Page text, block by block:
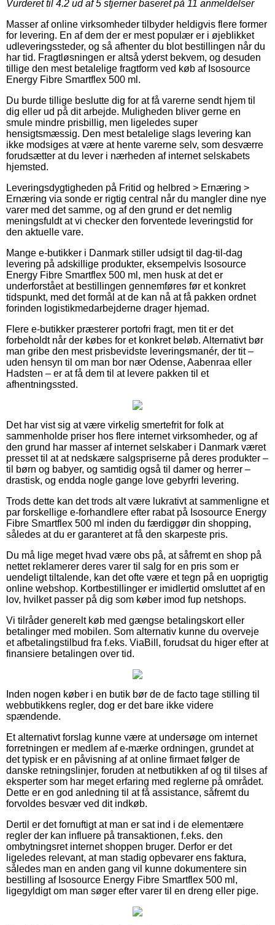
Vurderet til 4.2 ud af 5 stjerner baseret på 11 anmeldelser
Masser af online virksomheder tilbyder heldigvis flere former
for levering. En af dem der er mest populær er i øjeblikket
udleveringssteder, og så afhenter du blot bestillingen når du
har tid. Fragtløsningen er altså yderst bekvem, og desuden
tillige den mest betalelige fragtform ved køb af Isosource
Energy Fibre Smartflex 500 ml.
Du burde tillige beslutte dig for at få varerne sendt hjem til
dig eller ud på dit arbejde. Muligheden bliver gerne en
smule mindre prisbillig, men ligeledes super
hensigtsmæssig. Den mest betalelige slags levering kan
ikke modsiges at være at hente varerne selv, som desværre
forudsætter at du lever i nærheden af internet selskabets
hjemsted.
Leveringsdygtigheden på Fritid og helbred > Ernæring >
Ernæring via sonde er rigtig central når du mangler dine nye
varer med det samme, og af den grund er det nemlig
meningsfuldt at vi checker den forventede leveringstid for
den aktuelle vare.
Mange e-butikker i Danmark stiller udsigt til dag-til-dag
levering på adskillige produkter, eksempelvis Isosource
Energy Fibre Smartflex 500 ml, men husk at det er
underforstået at bestillingen gennemføres før et konkret
tidspunkt, med det formål at de kan nå at få pakken ordnet
forinden logistikmedarbejderne drager hjemad.
Flere e-butikker præsterer portofri fragt, men tit er det
forbeholdt når der købes for et konkret beløb. Alternativt bør
man gribe den mest prisbevidste leveringsmanér, der tit –
uden hensyn til om man bor nær Odense, Aabenraa eller
Hadsten – er at få dem til at levere pakken til et
afhentningssted.
Det har vist sig at være virkelig smertefrit for folk at
sammenholde priser hos flere internet virksomheder, og af
den grund har masser af internet selskaber i Danmark været
presset til at at nedskære salgspriserne på deres produkter –
til børn og babyer, og samtidig også til damer og herrer –
drastisk, og endda nogle gange love gebyrfri levering.
Trods dette kan det trods alt være lukrativt at sammenligne et
par forskellige e-forhandlere efter rabat på Isosource Energy
Fibre Smartflex 500 ml inden du færdiggør din shopping,
således at du er garanteret at få den skarpeste pris.
Du må lige meget hvad være obs på, at såfremt en shop på
nettet reklamerer deres varer til salg for en pris som er
uendeligt tiltalende, kan det ofte være et tegn på en uoprigtig
online webshop. Kortbestillinger er imidlertid omsluttet af en
lov, hvilket passer på dig som køber imod fup netshops.
Vi tilråder generelt køb med gængse betalingskort eller
betalinger med mobilen. Som alternativ kunne du overveje
et afbetalingstilbud fra f.eks. ViaBill, forudsat du higer efter at
finansiere betalingen over tid.
Inden nogen køber i en butik bør de de facto tage stilling til
webbutikkens regler, dog er det bare ikke videre
spændende.
Et alternativt forslag kunne være at undersøge om internet
forretningen er medlem af e-mærke ordningen, grundet at
det typisk er en påvisning af at online firmaet følger de
danske retningslinjer, foruden at netbutikken af og til tilses af
eksperter som har meget erfaring med reglerne på området.
Dette er en god anledning til at få assistance, såfremt du
forvoldes besvær ved dit indkøb.
Dertil er det fornuftigt at man er sat ind i de elementære
regler der kan influere på transaktionen, f.eks. den
ombytningsret internet shoppen bruger. Derfor er det
ligeledes relevant, at man stadig opbevarer ens faktura,
således man en anden gang vil kunne dokumentere sin
bestilling af Isosource Energy Fibre Smartflex 500 ml,
ligegyldigt om man søger efter varer til en dreng eller pige.